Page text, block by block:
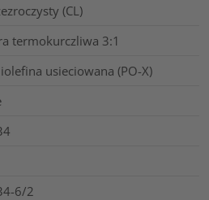
(CL)
termokurczliwa 3:1
usieciowana (PO-X)
6/2